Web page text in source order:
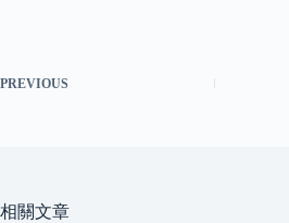
PREVIOUS
相關文章